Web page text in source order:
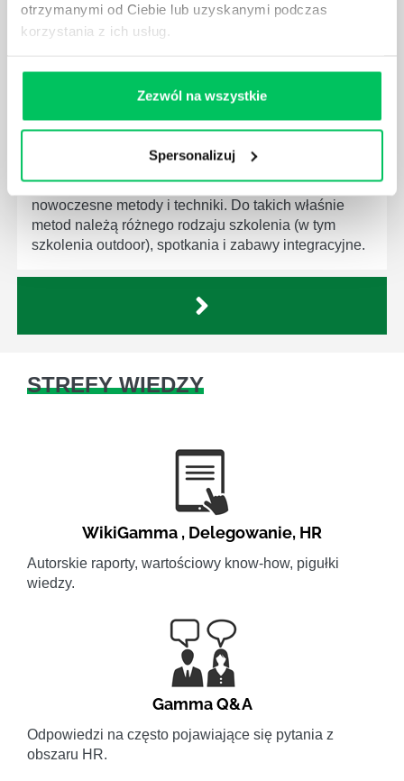
otrzymanymi od Ciebie lub uzyskanymi podczas
korzystania z ich usług.
Zezwól na wszystkie
Spersonalizuj
ROZWÓJ FIRMY I MOTYWACJĘ
PRACOWNIKÓW?
zarządzania pracownikami, przedsiębiorcy,
managerowie i liderzy grup coraz częściej sięgają po
nowoczesne metody i techniki. Do takich właśnie
metod należą różnego rodzaju szkolenia (w tym
szkolenia outdoor), spotkania i zabawy integracyjne.
STREFY WIEDZY
WikiGamma , Delegowanie, HR
Autorskie raporty, wartościowy know-how, pigułki
wiedzy.
Gamma Q&A
Odpowiedzi na często pojawiające się pytania z
obszaru HR.